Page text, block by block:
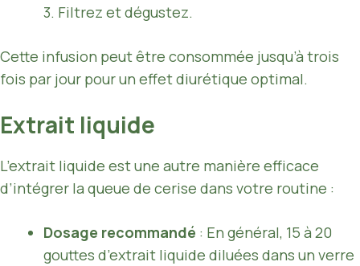
3. Filtrez et dégustez.
Cette infusion peut être consommée jusqu’à trois
fois par jour pour un effet diurétique optimal.
Extrait liquide
L’extrait liquide est une autre manière efficace
d’intégrer la queue de cerise dans votre routine :
Dosage recommandé : En général, 15 à 20
gouttes d’extrait liquide diluées dans un verre